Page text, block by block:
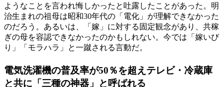
ようなことを言われ悔しかったと吐露したことがあった。明
治生まれの祖母は昭和30年代の「電化」が理解できなかった
のだろう。あるいは、「嫁」に対する固定観念があり、共稼
ぎの母を容認できなかったのかもしれない。今では「嫁いび
り」「モラハラ」と一蹴される言動だ。
電気洗濯機の普及率が50％を超えテレビ・冷蔵庫
と共に「三種の神器」
と呼ばれる